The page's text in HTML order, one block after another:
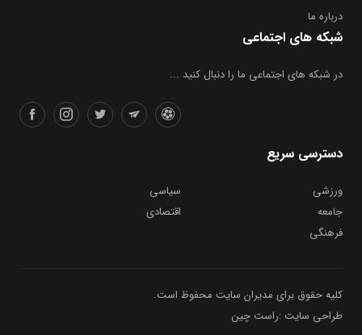
درباره ما
شبکه های اجتماعی
در شبکه های اجتماعی ما را دنبال کنید ...
دسترسی سریع
ورزشی
سیاسی
جامعه
اقتصادی
فرهنگی
کلیه حقوق برای مدیران سایت محفوظ است.
طراحی سایت :راست چین